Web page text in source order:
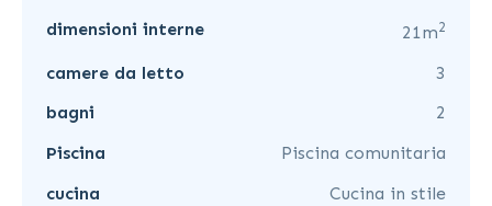
dimensioni interne
21m2
camere da letto
3
bagni
2
Piscina
Piscina comunitaria
cucina
Cucina in stile